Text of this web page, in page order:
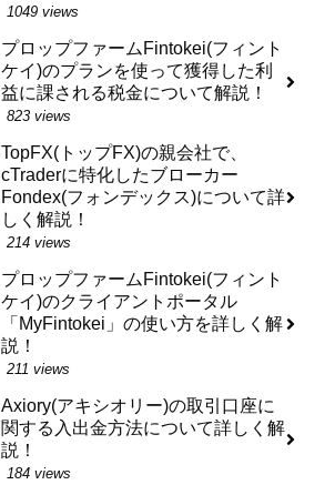
1049 views
プロップファームFintokei(フィント
ケイ)のプランを使って獲得した利
益に課される税金について解説！
823 views
TopFX(トップFX)の親会社で、
cTraderに特化したブローカー
Fondex(フォンデックス)について詳
しく解説！
214 views
プロップファームFintokei(フィント
ケイ)のクライアントポータル
「MyFintokei」の使い方を詳しく解
説！
211 views
Axiory(アキシオリー)の取引口座に
関する入出金方法について詳しく解
説！
184 views